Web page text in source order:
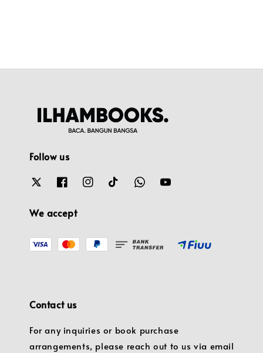
Follow us
We accept
Contact us
For any inquiries or book purchase
arrangements, please reach out to us via email